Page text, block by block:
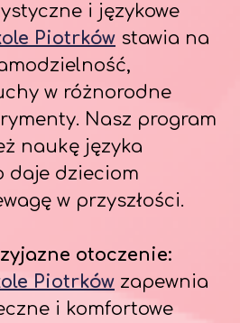
i językowe
Piotrków stawia na
w różnorodne
Nasz program
naukę języka
daje dzieciom
w przyszłości.
otoczenie:
Piotrków zapewnia
i komfortowe